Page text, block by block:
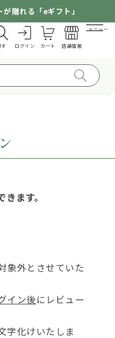
贈れる「eギフト」
す ログイン カート 店舗情報
メニュー
ます。
象外とさせていた
イン後にレビュー
字化けいたしま